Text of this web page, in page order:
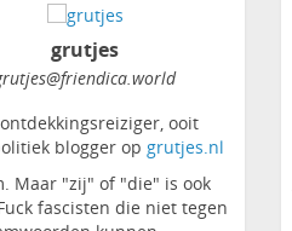
grutjes
@friendica.world
ooit
blogger op grutjes.nl
Maar "zij" of "die" is ook
fascisten die niet tegen